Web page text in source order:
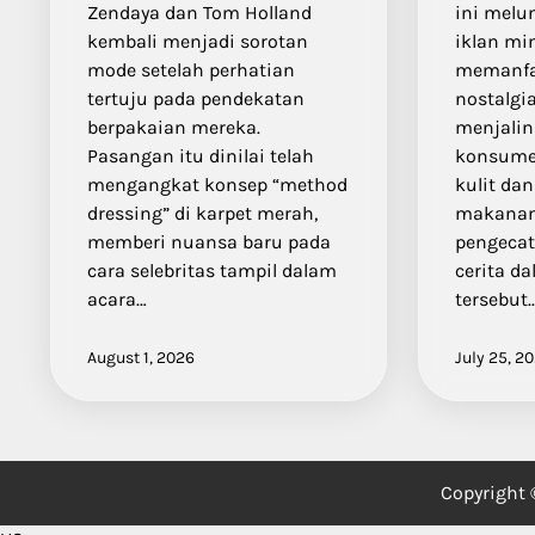
Zendaya dan Tom Holland
kembali menjadi sorotan
mode setelah perhatian
tertuju pada pendekatan
berpakaian mereka.
Pasangan itu dinilai telah
mengangkat konsep “method
dressing” di karpet merah,
memberi nuansa baru pada
cara selebritas tampil dalam
acara…
August 1, 2026
ini
iklan
kulit
cerita
July 25,
Copyright